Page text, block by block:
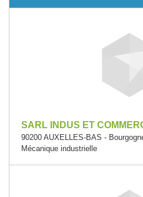
SARL INDUS ET
90200 AUXELLES-BAS -
Mécanique industrielle